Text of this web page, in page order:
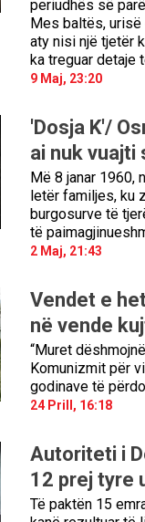
periudhës së
Mes baltës, urisë
aty nisi një tjetër
ka treguar detaje
9 Maj, 23:20
'Dosja K'/
ai nuk vuajti
Më 8 janar 1960,
letër familjes, ku
burgosurve të
të
2 Maj, 21:43
Vendet e
në vende
“Muret
Komunizmit për
godinave të
24 Prill, 16:18
Autoriteti i
12 prej tyre
Të paktën 15